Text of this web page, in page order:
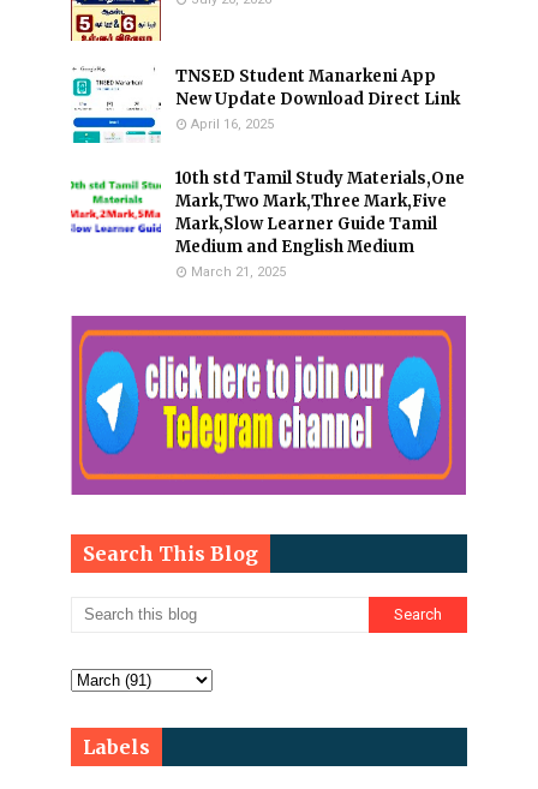
TNSED Student Manarkeni App
New Update Download Direct Link
April 16, 2025
10th std Tamil Study Materials,One
Mark,Two Mark,Three Mark,Five
Mark,Slow Learner Guide Tamil
Medium and English Medium
March 21, 2025
Search This Blog
Labels